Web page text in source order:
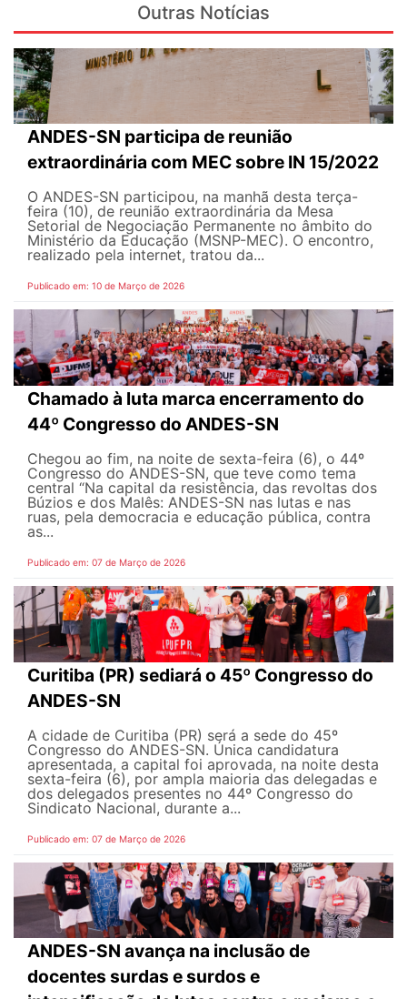
Outras Notícias
ANDES-SN participa de reunião
extraordinária com MEC sobre IN 15/2022
O ANDES-SN participou, na manhã desta terça-
feira (10), de reunião extraordinária da Mesa
Setorial de Negociação Permanente no âmbito do
Ministério da Educação (MSNP-MEC). O encontro,
realizado pela internet, tratou da...
Publicado em: 10 de Março de 2026
Chamado à luta marca encerramento do
44º Congresso do ANDES-SN
Chegou ao fim, na noite de sexta-feira (6), o 44º
Congresso do ANDES-SN, que teve como tema
central “Na capital da resistência, das revoltas dos
Búzios e dos Malês: ANDES-SN nas lutas e nas
ruas, pela democracia e educação pública, contra
as...
Publicado em: 07 de Março de 2026
Curitiba (PR) sediará o 45º Congresso do
ANDES-SN
A cidade de Curitiba (PR) será a sede do 45º
Congresso do ANDES-SN. Única candidatura
apresentada, a capital foi aprovada, na noite desta
sexta-feira (6), por ampla maioria das delegadas e
dos delegados presentes no 44º Congresso do
Sindicato Nacional, durante a...
Publicado em: 07 de Março de 2026
ANDES-SN avança na inclusão de
docentes surdas e surdos e